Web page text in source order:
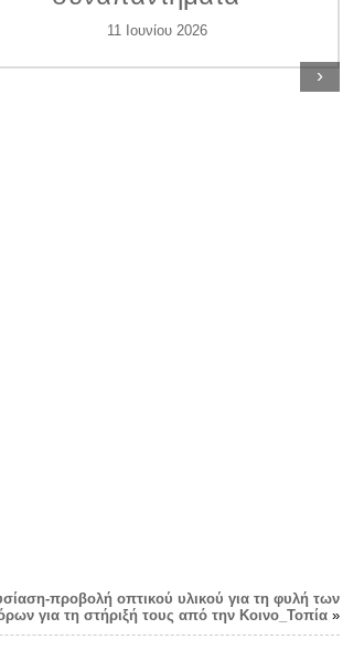
11 Ιουνίου 2026
›
προβολή οπτικού υλικού για τη φυλή των
για τη στήριξή τους από την Κοινο_Τοπία»